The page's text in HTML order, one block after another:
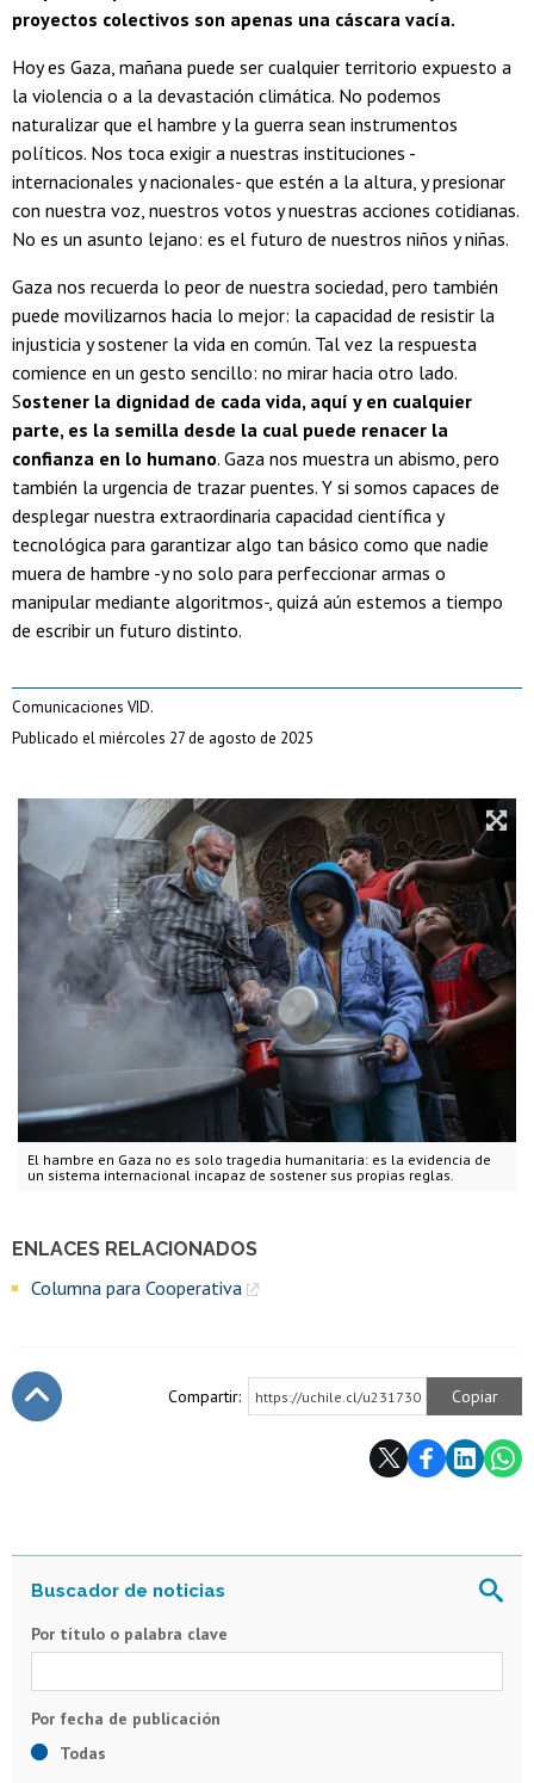
El hambre en Gaza no es solo tragedia humanitaria: es la evidencia de
un sistema internacional incapaz de sostener sus propias reglas.
ENLACES RELACIONADOS
Columna para Cooperativa
proyectos colectivos son apenas una cáscara vacía.
Hoy es Gaza, mañana puede ser cualquier territorio expuesto a
la violencia o a la devastación climática. No podemos
naturalizar que el hambre y la guerra sean instrumentos
políticos. Nos toca exigir a nuestras instituciones -
internacionales y nacionales- que estén a la altura, y presionar
con nuestra voz, nuestros votos y nuestras acciones cotidianas.
No es un asunto lejano: es el futuro de nuestros niños y niñas.
Gaza nos recuerda lo peor de nuestra sociedad, pero también
puede movilizarnos hacia lo mejor: la capacidad de resistir la
injusticia y sostener la vida en común. Tal vez la respuesta
comience en un gesto sencillo: no mirar hacia otro lado.
Sostener la dignidad de cada vida, aquí y en cualquier
parte, es la semilla desde la cual puede renacer la
confianza en lo humano. Gaza nos muestra un abismo, pero
también la urgencia de trazar puentes. Y si somos capaces de
desplegar nuestra extraordinaria capacidad científica y
tecnológica para garantizar algo tan básico como que nadie
muera de hambre -y no solo para perfeccionar armas o
manipular mediante algoritmos-, quizá aún estemos a tiempo
de escribir un futuro distinto.
Comunicaciones VID.
Publicado el miércoles 27 de agosto de 2025
Compartir: https://uchile.cl/u231730 Copiar
Por título o palabra clave
Todas